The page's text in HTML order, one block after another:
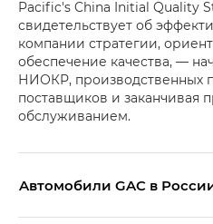
Pacific's China Initial Quality
свидетельствует об
компании стратегии,
обеспечение качества, —
НИОКР, производственных
поставщиков и
обслуживанием.
Aвтомобили GAC в